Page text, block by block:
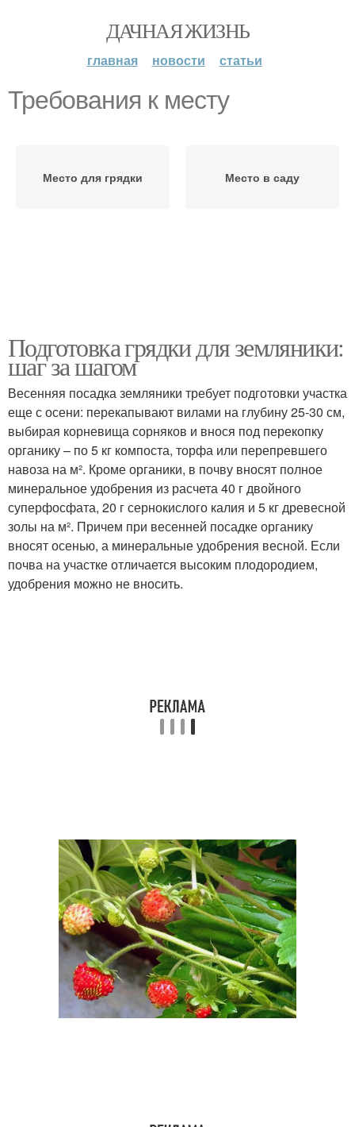
ДАЧНАЯ ЖИЗНЬ
главная новости статьи
Требования к месту
Место для грядки Место в саду
Подготовка грядки для земляники:
шаг за шагом
Весенняя посадка земляники требует подготовки участка
еще с осени: перекапывают вилами на глубину 25-30 см,
выбирая корневища сорняков и внося под перекопку
органику – по 5 кг компоста, торфа или перепревшего
навоза на м². Кроме органики, в почву вносят полное
минеральное удобрения из расчета 40 г двойного
суперфосфата, 20 г сернокислого калия и 5 кг древесной
золы на м². Причем при весенней посадке органику
вносят осенью, а минеральные удобрения весной. Если
почва на участке отличается высоким плодородием,
удобрения можно не вносить.